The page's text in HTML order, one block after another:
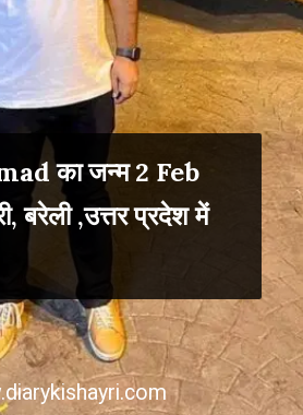
का जन्म 2 Feb
बरेली ,उत्तर प्रदेश में